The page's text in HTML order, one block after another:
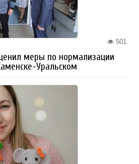
501
меры по нормализации
Уральском